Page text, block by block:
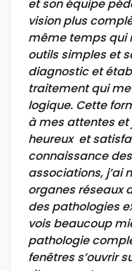
et son équipe
vision plus
même temps qui
outils simples et
diagnostic et
traitement qui
logique. Cette
à mes attentes et
heureux et
connaissance
associations, j’ai
organes réseaux
des pathologies
vois beaucoup
pathologie
fenêtres s’ouvrir